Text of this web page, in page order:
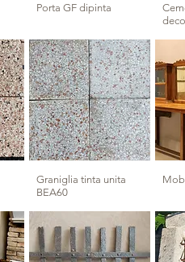
Porta GF dipinta
Graniglia tinta unita
BEA60